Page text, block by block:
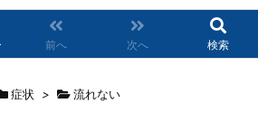
前へ 次へ 検索
症状 > 流れない